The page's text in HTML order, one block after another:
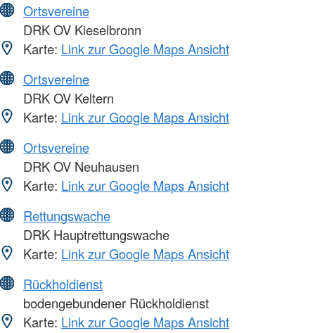
Ortsvereine
DRK OV Kieselbronn
Karte: Link zur Google Maps Ansicht
Ortsvereine
DRK OV Keltern
Karte: Link zur Google Maps Ansicht
Ortsvereine
DRK OV Neuhausen
Karte: Link zur Google Maps Ansicht
Rettungswache
DRK Hauptrettungswache
Karte: Link zur Google Maps Ansicht
Rückholdienst
bodengebundener Rückholdienst
Karte: Link zur Google Maps Ansicht